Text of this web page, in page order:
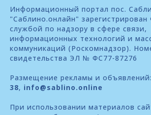
Информационный портал пос.
"Саблино.онлайн" зарегистрирован
службой по надзору в сфере связи,
информационных технологий и
коммуникаций (Роскомнадзор).
свидетельства ЭЛ № ФС77-87276
Размещение рекламы и объявлений:
38, info@sablino.online
При использовании материалов